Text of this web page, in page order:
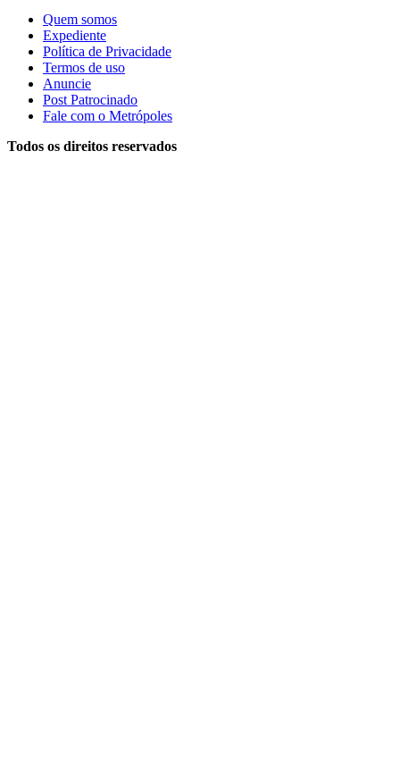
Quem somos
Expediente
Política de Privacidade
Termos de uso
Anuncie
Post Patrocinado
Fale com o Metrópoles
Todos os direitos reservados